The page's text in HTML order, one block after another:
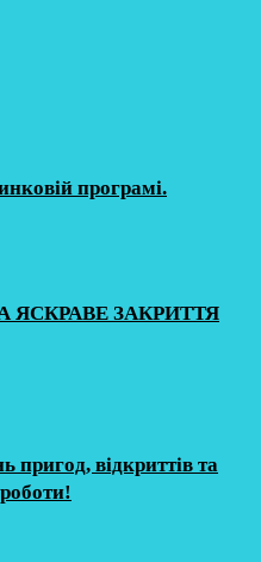
програмі.
ЯСКРАВЕ ЗАКРИТТЯ
пригод, відкриттів та